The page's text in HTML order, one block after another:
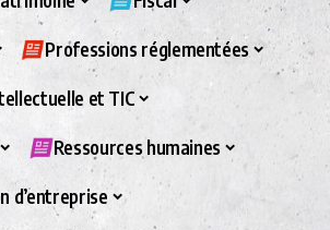
Professions réglementées
et TIC
Ressources humaines
d’entreprise